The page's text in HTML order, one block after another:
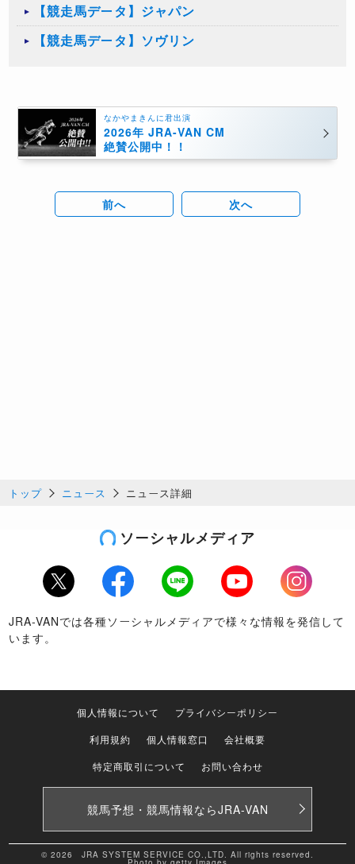
【競走馬データ】ジャパン
【競走馬データ】ソヴリン
なかやまきんに君出演
2026年 JRA-VAN CM
絶賛公開中！！
前へ 次へ
トップ ニュース ニュース詳細
ソーシャルメディア
Twitter Facebook LINE Youtube
Instagram
JRA-VANでは各種ソーシャルメディアで様々な情報を発信して
います。
個人情報について
プライバシーポリシー
利用規約
個人情報窓口
会社概要
特定商取引について
お問い合わせ
競馬予想・競馬情報ならJRA-VAN
© 2026 JRA SYSTEM SERVICE CO.,LTD. All rights reserved.